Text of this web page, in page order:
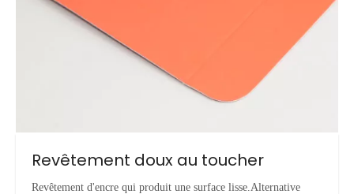
Revêtement doux au toucher
Revêtement d'encre qui produit une surface lisse.Alternative